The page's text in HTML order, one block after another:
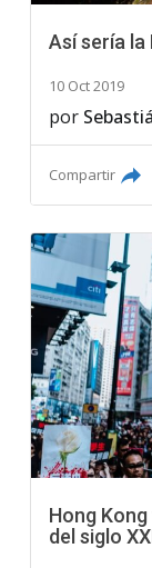
Así sería
10 Oct 2019
por
Compartir
Hong
del siglo